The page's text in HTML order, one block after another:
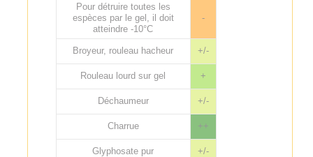
Pour détruire toutes les
espèces par le gel, il doit
atteindre -10°C
-
Broyeur, rouleau hacheur +/-
Rouleau lourd sur gel +
Déchaumeur +/-
Charrue ++
Glyphosate pur +/-